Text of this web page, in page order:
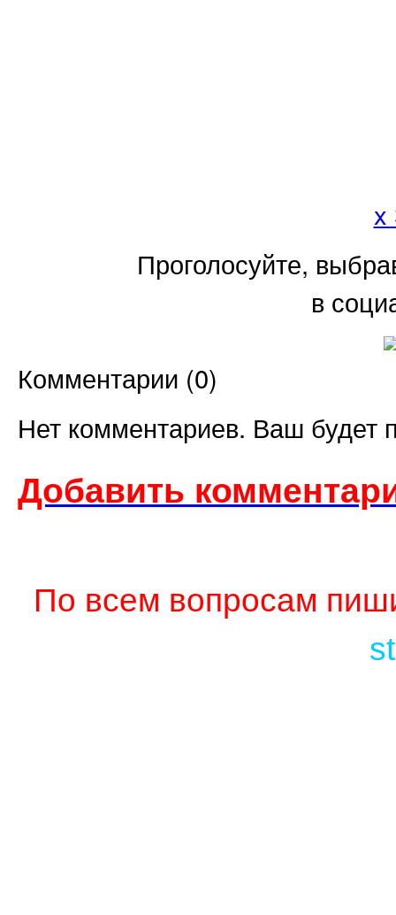
x
Проголосуйте,
в
Комментарии (0)
Нет комментариев. Ваш будет
Добавить
По всем вопросам